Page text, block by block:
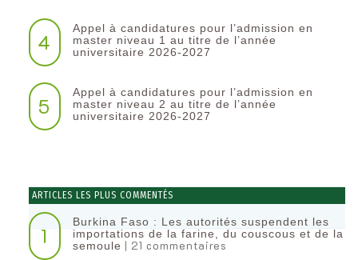
4
Appel à candidatures pour l’admission en
master niveau 1 au titre de l’année
universitaire 2026-2027
5
Appel à candidatures pour l’admission en
master niveau 2 au titre de l’année
universitaire 2026-2027
ARTICLES LES PLUS COMMENTÉS
1
Burkina Faso : Les autorités suspendent les
importations de la farine, du couscous et de la
semoule | 21 commentaires